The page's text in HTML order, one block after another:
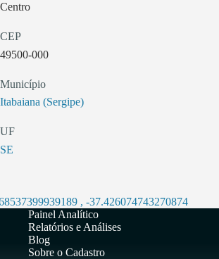
Centro
CEP
49500-000
Município
Itabaiana (Sergipe)
UF
SE
, -37.426074743270874
Painel Analítico
Relatórios e Análises
Blog
Sobre o Cadastro